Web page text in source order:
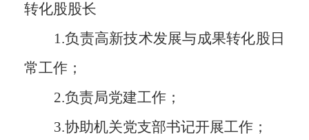
转化股股长
1.负责高新技术发展与成果转化股日
常工作；
2.负责局党建工作；
3.协助机关党支部书记开展工作；